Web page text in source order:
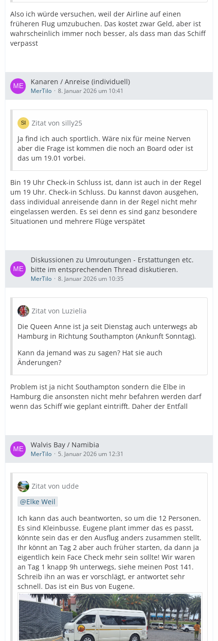
Also ich würde versuchen, weil der Airline auf einen
früheren Flug umzubuchen. Das kostet zwar Geld, aber ist
wahrscheinlich immer noch besser, als dass man das Schiff
verpasst
Kanaren / Anreise (individuell)
MerTilo 8. Januar 2026 um 10:41
Zitat von silly25
Ja find ich auch sportlich. Wäre nix für meine Nerven
aber die Frage ist kommen die noch an Board oder ist
das um 19.01 vorbei.
Bin 19 Uhr Check-in Schluss ist, dann ist auch in der Regel
um 19 Uhr. Check-in Schluss. Du kannst davon ausgehen,
dass individual anreisende dann in der Regel nicht mehr
eingelassen werden. Es sei denn es sind ganz besondere
Situationen und mehrere Flüge verspätet
Diskussionen zu Umroutungen - Erstattungen etc.
bitte im entsprechenden Thread diskutieren.
MerTilo 8. Januar 2026 um 10:35
Zitat von Luzielia
Die Queen Anne ist ja seit Dienstag auch unterwegs ab
Hamburg in Richtung Southampton (Ankunft Sonntag).
Kann da jemand was zu sagen? Hat sie auch
Änderungen?
Problem ist ja nicht Southampton sondern die Elbe in
Hamburg die ansonsten nicht mehr befahren werden darf
wenn das Schiff wie geplant eintrifft. Daher der Entfall
Walvis Bay / Namibia
MerTilo 5. Januar 2026 um 12:31
Zitat von udde
Elke Weil
Ich kann das auch beantworten, so um die 12 Personen.
Es sind Kleinbusse. Eugene plant immer das es passt,
könnte sein das er den Ausflug anders zusammen stellt.
Ihr könnt an Tag 2 aber auch früher starten, da dann ja
eigentlich kein Face Check mehr sein sollte! Wir waren
an Tag 1 knapp 9h unterwegs, siehe meinen Post 141.
Schreib ihn an was er vorschlägt, er antwortet sehr
schnell. Das ist ein Bus von Eugene.